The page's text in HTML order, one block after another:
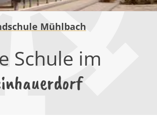
Mühlbach
Schule im